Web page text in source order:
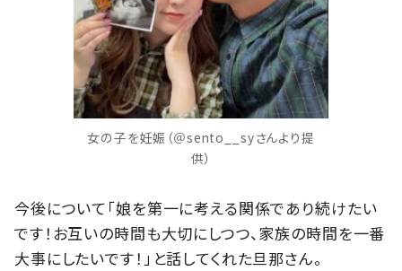
女の子を妊娠（＠sento__syさんより提
供）
今後について「娘を第一に考える関係であり続けたい
です！お互いの時間も大切にしつつ、家族の時間を一番
大事にしたいです！」と話してくれた旦那さん。